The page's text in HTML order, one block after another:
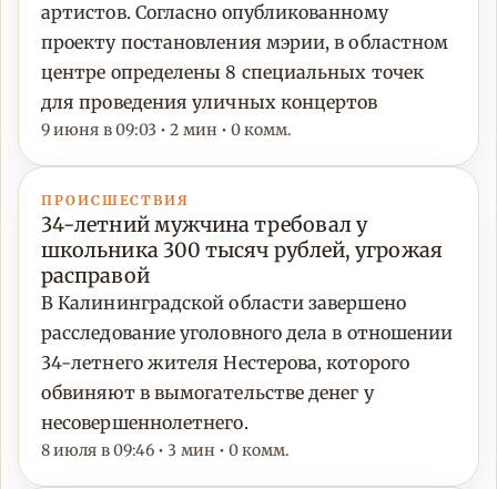
артистов. Согласно опубликованному
проекту постановления мэрии, в областном
центре определены 8 специальных точек
для проведения уличных концертов
9 июня в 09:03 • 2 мин • 0 комм.
ПРОИСШЕСТВИЯ
34-летний мужчина требовал у
школьника 300 тысяч рублей, угрожая
расправой
В Калининградской области завершено
расследование уголовного дела в отношении
34-летнего жителя Нестерова, которого
обвиняют в вымогательстве денег у
несовершеннолетнего.
8 июля в 09:46 • 3 мин • 0 комм.